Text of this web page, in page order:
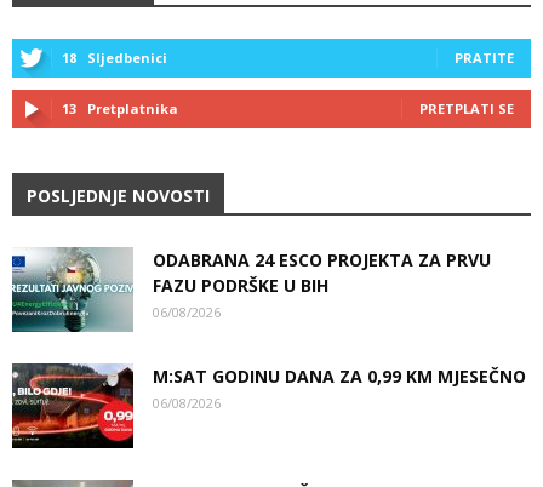
18 Sljedbenici PRATITE
13 Pretplatnika PRETPLATI SE
POSLJEDNJE NOVOSTI
ODABRANA 24 ESCO PROJEKTA ZA PRVU
FAZU PODRŠKE U BIH
06/08/2026
M:SAT GODINU DANA ZA 0,99 KM MJESEČNO
06/08/2026